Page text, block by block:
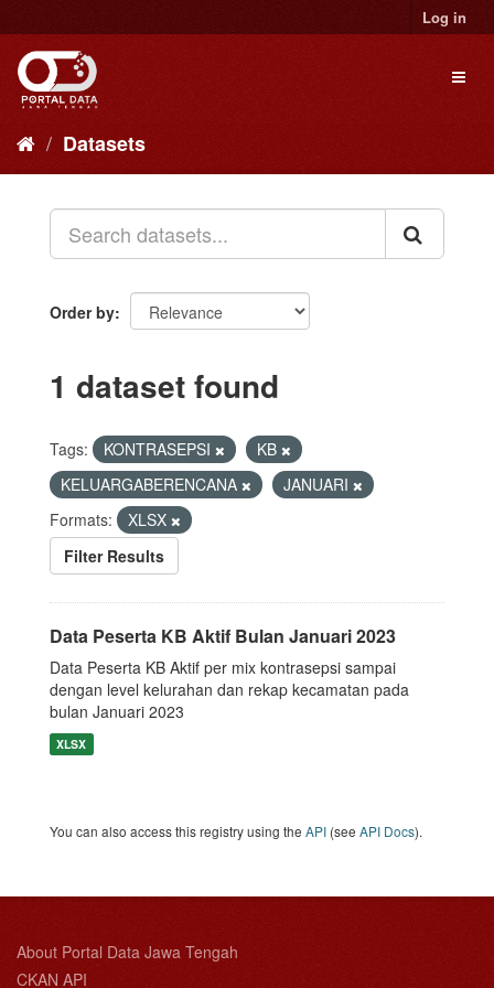
to
content
Log in
Datasets
Order by
1 dataset found
Tags: KONTRASEPSI
KB
KELUARGABERENCANA
JANUARI
Formats:
XLSX
Filter Results
Data Peserta KB Aktif Bulan Januari 2023
Data Peserta KB Aktif per mix kontrasepsi sampai
dengan level kelurahan dan rekap kecamatan pada
bulan Januari 2023
XLSX
You can also access this registry using the API (see API Docs).
About Portal Data Jawa Tengah
CKAN API